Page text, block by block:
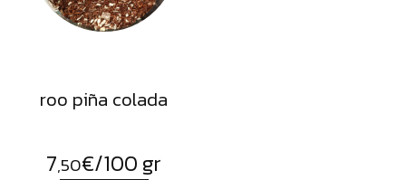
roo piña colada
7,50€/100 gr